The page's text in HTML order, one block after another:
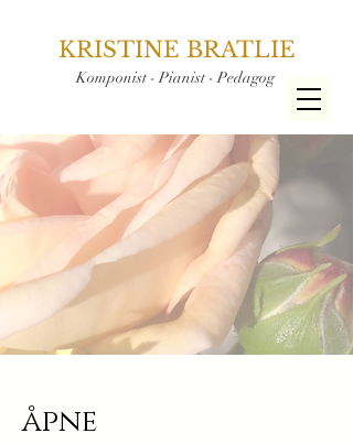
KRISTINE BRATLIE
Komponist - Pianist - Pedagog
åpne